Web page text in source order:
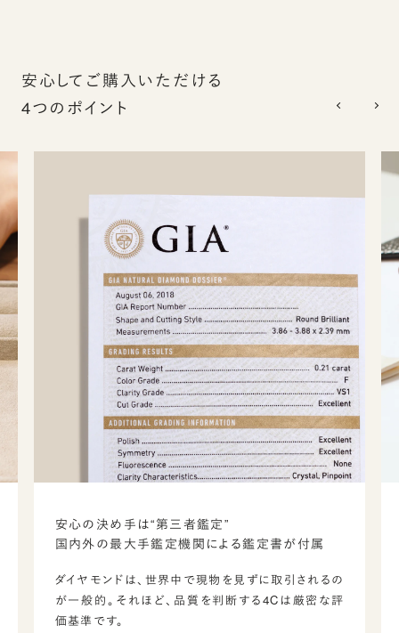
安心してご購入いただける
4つのポイント
安心の決め手は“第三者鑑定”
国内外の最大手鑑定機関による鑑定書が付属
ダイヤモンドは、世界中で現物を見ずに取引されるの
が一般的。それほど、品質を判断する4Cは厳密な評
価基準です。